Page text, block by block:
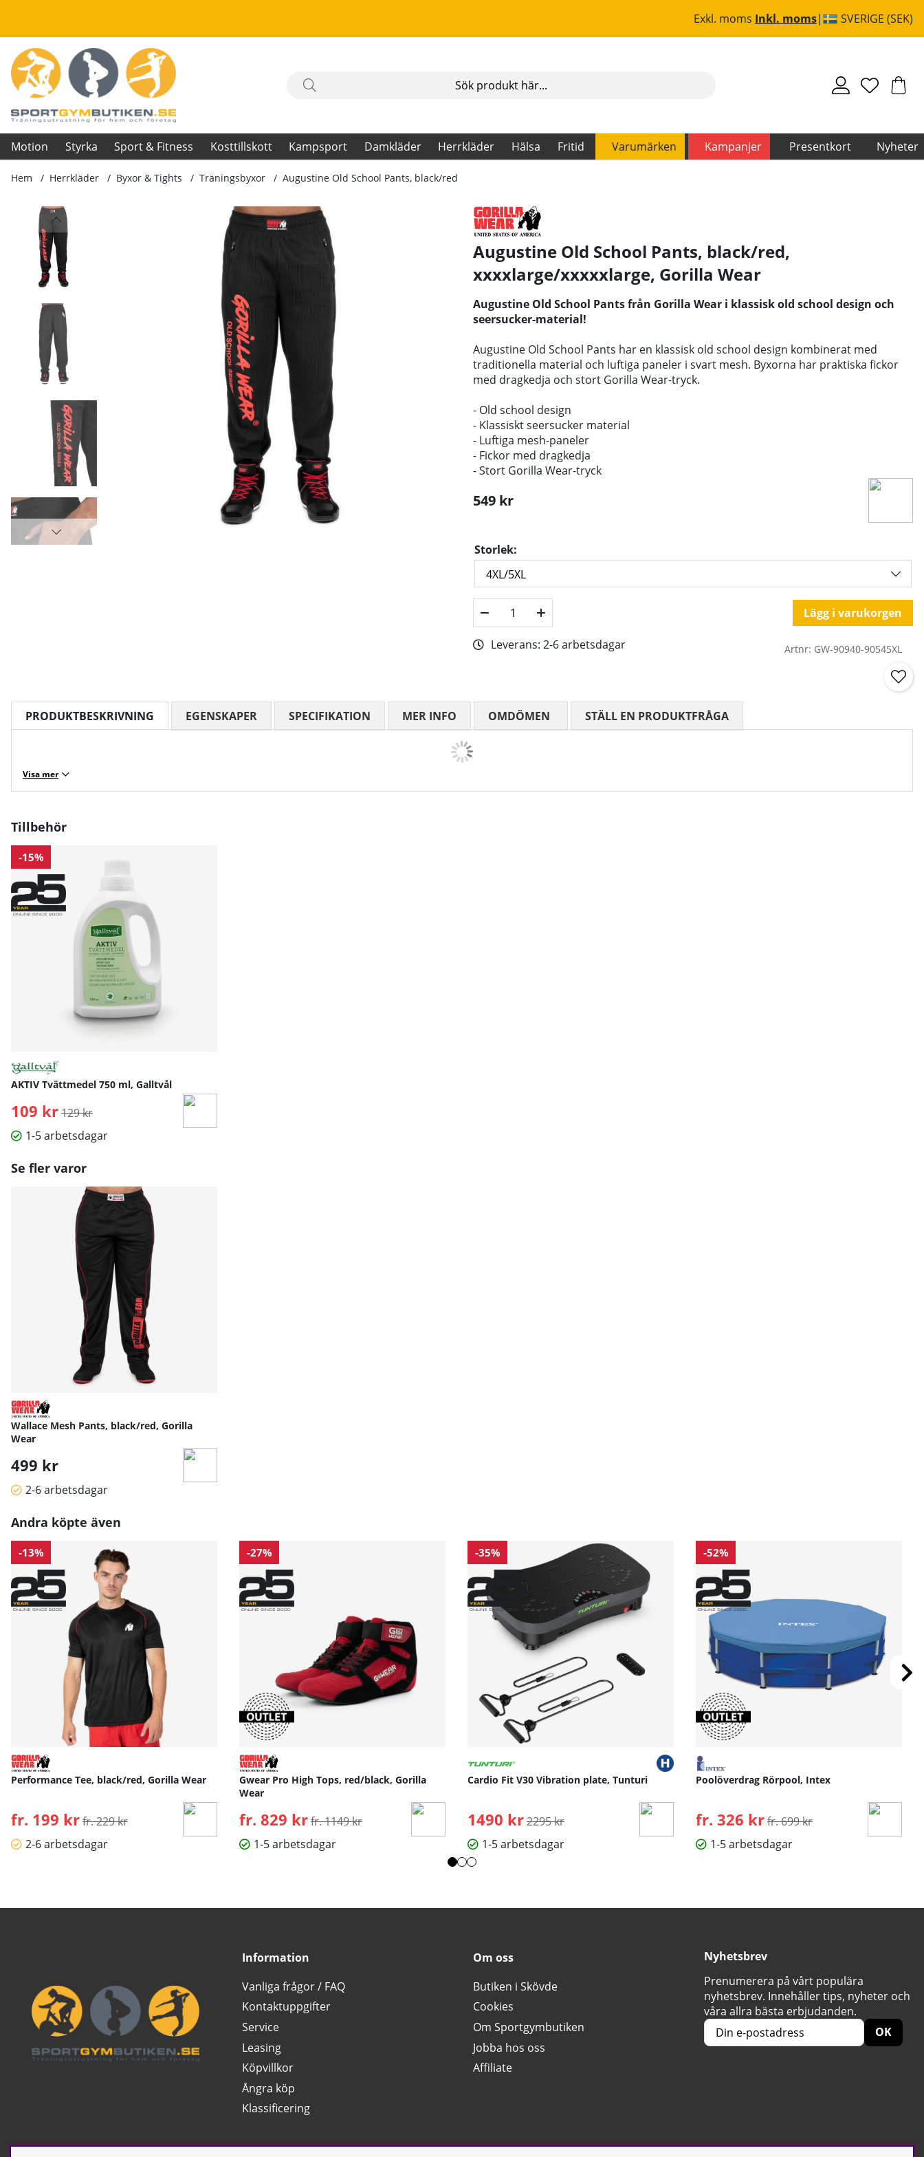
Exkl. moms Inkl. moms SVERIGE (SEK)
Motion Styrka Sport & Fitness Kosttillskott Kampsport Damkläder Herrkläder Hälsa Fritid Varumärken Kampanjer Presentkort Nyheter
Hem Herrkläder Byxor & Tights Träningsbyxor Augustine Old School Pants, black/red
Produktbilder Augustine Old School Pants, black/red
Augustine Old School Pants, black/red,
xxxxlarge/xxxxxlarge, Gorilla Wear
Augustine Old School Pants från Gorilla Wear i klassisk old school design och
seersucker-material!
Augustine Old School Pants har en klassisk old school design kombinerat med
traditionella material och luftiga paneler i svart mesh. Byxorna har praktiska fickor
med dragkedja och stort Gorilla Wear-tryck.
- Old school design
- Klassiskt seersucker material
- Luftiga mesh-paneler
- Fickor med dragkedja
- Stort Gorilla Wear-tryck
549 kr
Storlek:
Lägg i varukorgen
Leverans: 2-6 arbetsdagar Artnr: GW-90940-90545XL
PRODUKTBESKRIVNING
Visa mer
EGENSKAPER SPECIFIKATION MER INFO OMDÖMEN MEDELBETYG 0 AV 5 ANTAL BETYG 0
STÄLL EN PRODUKTFRÅGA
Tillbehör
-15%
AKTIV Tvättmedel 750 ml, Galltvål
109 kr Ordinarie pris:
129 kr
1-5 arbetsdagar
Se fler varor
Wallace Mesh Pants, black/red, Gorilla
Wear
499 kr
2-6 arbetsdagar
Andra köpte även
-13%
Performance Tee, black/red, Gorilla Wear
fr. 199 krOrdinarie pris:
fr. 229 kr
2-6 arbetsdagar
-27%
Gwear Pro High Tops, red/black, Gorilla
Wear
fr. 829 krOrdinarie pris:
fr. 1149 kr
1-5 arbetsdagar
-35%
Cardio Fit V30 Vibration plate, Tunturi
1490 kr Ordinarie pris:
2295 kr
1-5 arbetsdagar
-52%
Poolöverdrag Rörpool, Intex
fr. 326 krOrdinarie pris:
fr. 699 kr
1-5 arbetsdagar
Information
Vanliga frågor / FAQ
Kontaktuppgifter
Service
Leasing
Köpvillkor
Ångra köp
Klassificering
Om oss
Butiken i Skövde
Cookies
Om Sportgymbutiken
Jobba hos oss
Affiliate
Nyhetsbrev
Prenumerera på vårt populära
nyhetsbrev. Innehåller tips, nyheter och
våra allra bästa erbjudanden.
OK